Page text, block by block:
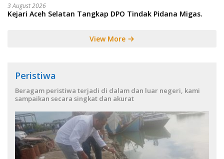
3 August 2026
Kejari Aceh Selatan Tangkap DPO Tindak Pidana Migas.
View More
Peristiwa
Beragam peristiwa terjadi di dalam dan luar negeri, kami
sampaikan secara singkat dan akurat